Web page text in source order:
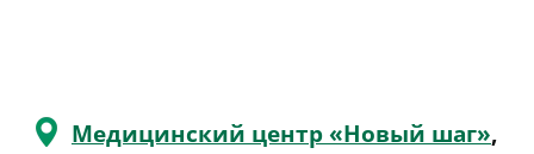
Медицинский центр «Новый шаг»,